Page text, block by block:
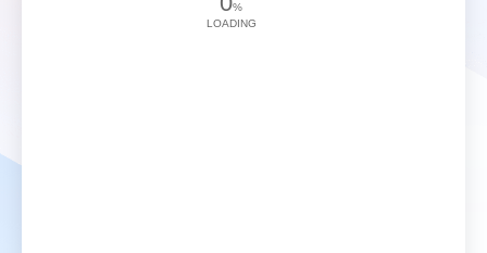
%
LOADING